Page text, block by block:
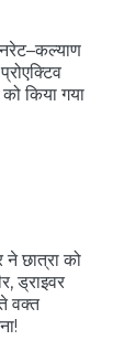
किया गया
ने छात्रा को
ड्राइवर
वक्त